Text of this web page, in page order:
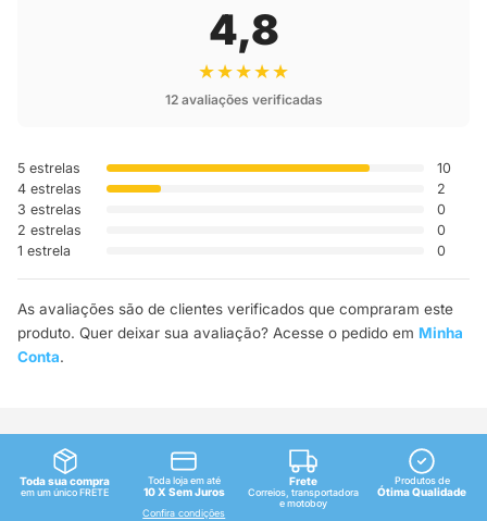
4,8
★★★★★
12 avaliações verificadas
5 estrelas
10
4 estrelas
2
3 estrelas
0
2 estrelas
0
1 estrela
0
As avaliações são de clientes verificados que compraram este
produto. Quer deixar sua avaliação? Acesse o pedido em Minha
Conta.
Toda sua compra
em um único FRETE
Toda loja em até
10 X Sem Juros
Confira condições
Frete
Correios, transportadora
e motoboy
Produtos de
Ótima Qualidade